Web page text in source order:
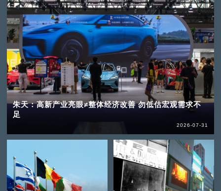
朱天：高新产业亮眼≠整体经济改善 勿低估宏观需求不
足
2026-07-31